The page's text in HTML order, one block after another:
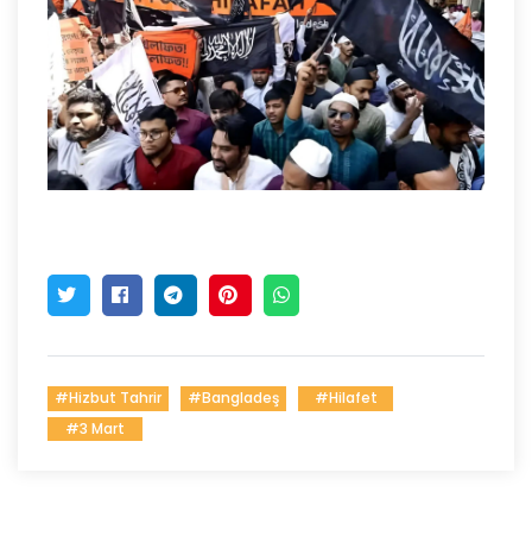
#Hizbut Tahrir #Bangladeş
#Hilafet
#3 Mart